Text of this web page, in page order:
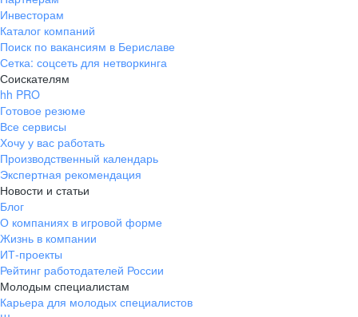
Инвесторам
Каталог компаний
Поиск по вакансиям в Бериславе
Сетка: соцсеть для нетворкинга
Соискателям
hh PRO
Готовое резюме
Все сервисы
Хочу у вас работать
Производственный календарь
Экспертная рекомендация
Новости и статьи
Блог
О компаниях в игровой форме
Жизнь в компании
ИТ-проекты
Рейтинг работодателей России
Молодым специалистам
Карьера для молодых специалистов